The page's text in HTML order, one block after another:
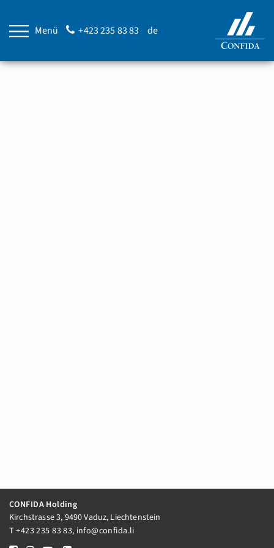
Menü +423 235 83 83 de
CONFIDA Holding
Kirchstrasse 3, 9490 Vaduz, Liechtenstein
T+423 235 83 83, info@confida.li